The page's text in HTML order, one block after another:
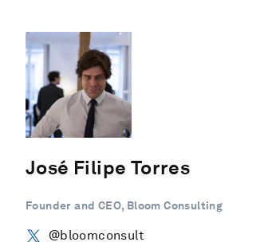
José Filipe Torres
Founder and CEO, Bloom Consulting
@bloomconsult